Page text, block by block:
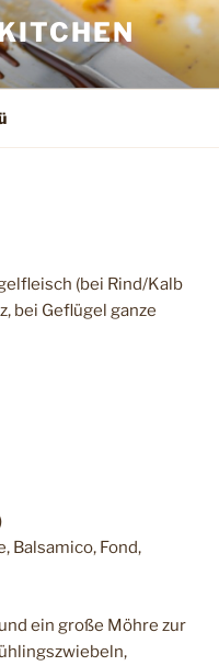
(bei Rind/Kalb
bei Geflügel ganze
Balsamico, Fond,
ein große Möhre zur